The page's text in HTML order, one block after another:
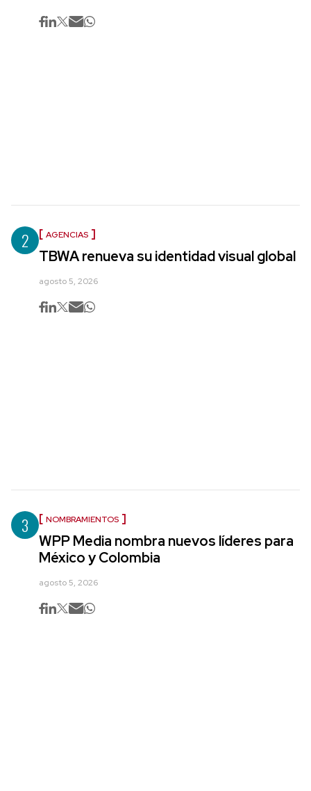
2 AGENCIAS
TBWA renueva su identidad visual global
agosto 5, 2026
3 NOMBRAMIENTOS
WPP Media nombra nuevos líderes para
México y Colombia
agosto 5, 2026